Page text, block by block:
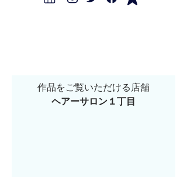
作品をご覧いただける店舗
ヘアーサロン１丁目